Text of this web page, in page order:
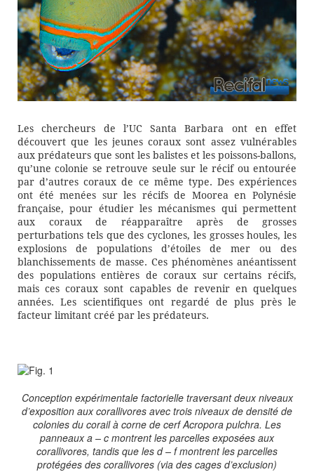
Les chercheurs de l’UC Santa Barbara ont en effet
découvert que les jeunes coraux sont assez vulnérables
aux prédateurs que sont les balistes et les poissons-ballons,
qu’une colonie se retrouve seule sur le récif ou entourée
par d’autres coraux de ce même type. Des expériences
ont été menées sur les récifs de Moorea en Polynésie
française, pour étudier les mécanismes qui permettent
aux coraux de réapparaître après de grosses
perturbations tels que des cyclones, les grosses houles, les
explosions de populations d’étoiles de mer ou des
blanchissements de masse. Ces phénomènes anéantissent
des populations entières de coraux sur certains récifs,
mais ces coraux sont capables de revenir en quelques
années. Les scientifiques ont regardé de plus près le
facteur limitant créé par les prédateurs.
Conception expérimentale factorielle traversant deux niveaux
d’exposition aux corallivores avec trois niveaux de densité de
colonies du corail à corne de cerf Acropora pulchra. Les
panneaux a – c montrent les parcelles exposées aux
corallivores, tandis que les d – f montrent les parcelles
protégées des corallivores (via des cages d’exclusion)